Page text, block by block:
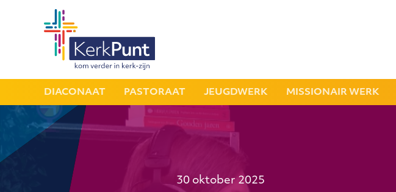
DIACONAAT PASTORAAT JEUGDWERK MISSIONAIR WERK
30 oktober 2025